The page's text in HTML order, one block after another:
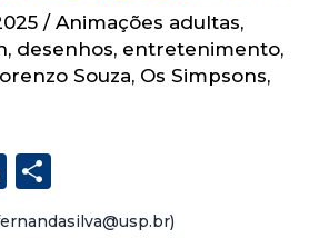
/ Animações adultas,
, desenhos, entretenimento,
Souza, Os Simpsons,
Li
n h